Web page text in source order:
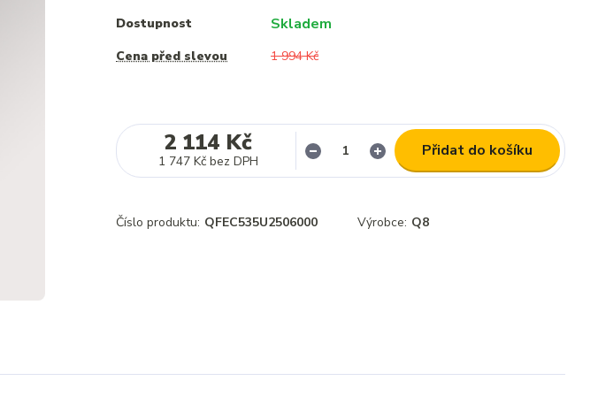
Dostupnost Skladem
Cena před slevou 1 994 Kč
2 114 Kč
1 747 Kč bez DPH
Přidat do košíku
Číslo produktu: QFEC535U2506000 Výrobce: Q8